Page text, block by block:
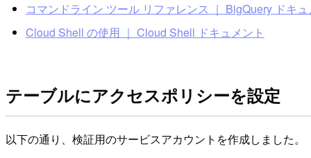
コマンドライン ツール リファレンス ｜ BigQuery ドキ
Cloud Shell の使用 ｜ Cloud Shell ドキュメント
テーブルにアクセスポリシーを設定
以下の通り、検証用のサービスアカウントを作成しました。